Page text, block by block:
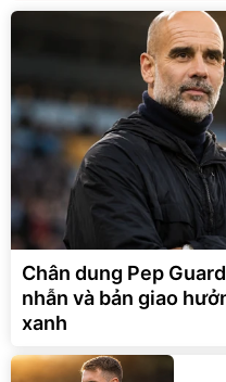
Chân dung Pep
nhẫn và bản giao
xanh